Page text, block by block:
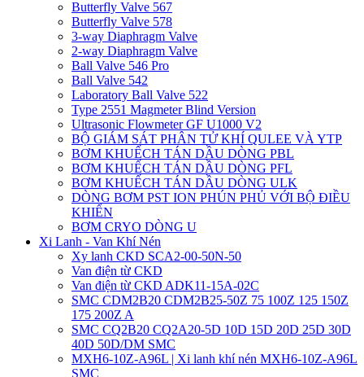
Butterfly Valve 567
Butterfly Valve 578
3-way Diaphragm Valve
2-way Diaphragm Valve
Ball Valve 546 Pro
Ball Valve 542
Laboratory Ball Valve 522
Type 2551 Magmeter Blind Version
Ultrasonic Flowmeter GF U1000 V2
BỘ GIÁM SÁT PHÂN TỬ KHÍ QULEE VÀ YTP
BƠM KHUẾCH TÁN DẦU DÒNG PBL
BƠM KHUẾCH TÁN DẦU DÒNG PFL
BƠM KHUẾCH TÁN DẦU DÒNG ULK
DÒNG BƠM PST ION PHÚN PHỦ VỚI BỘ ĐIỀU
KHIỂN
BƠM CRYO DÒNG U
Xi Lanh - Van Khí Nén
Xy lanh CKD SCA2-00-50N-50
Van điện từ CKD
Van điện từ CKD ADK11-15A-02C
SMC CDM2B20 CDM2B25-50Z 75 100Z 125 150Z
175 200Z A
SMC CQ2B20 CQ2A20-5D 10D 15D 20D 25D 30D
40D 50D/DM SMC
MXH6-10Z-A96L | Xi lanh khí nén MXH6-10Z-A96L
SMC